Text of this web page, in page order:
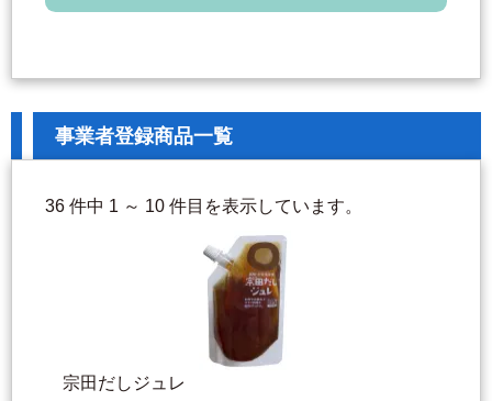
事業者登録商品一覧
36 件中 1 ～ 10 件目を表示しています。
宗田だしジュレ